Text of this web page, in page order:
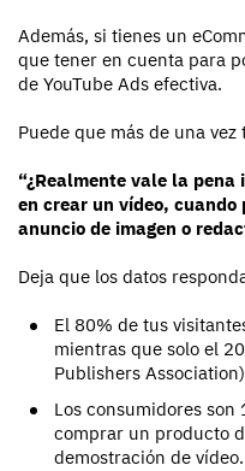
Además, si tienes un
que tener en cuenta para
de YouTube Ads efectiva.
Puede que más de una
“¿Realmente vale la
en crear un vídeo,
anuncio de imagen o
Deja que los datos
El 80% de tus
mientras que solo el
Publishers Association)
Los consumidores son
comprar un producto
demostración de